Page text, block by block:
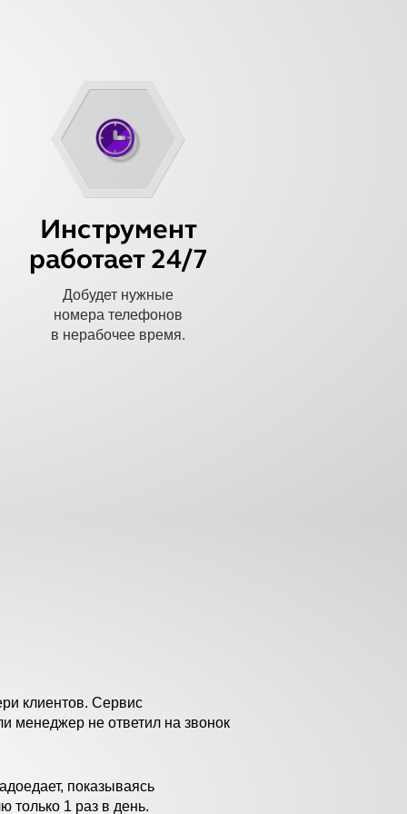
Инструмент
работает 24/7
Добудет нужные
номера телефонов
в нерабочее время.
клиентов. Сервис
менеджер не ответил на звонок
показываясь
только 1 раз в день.